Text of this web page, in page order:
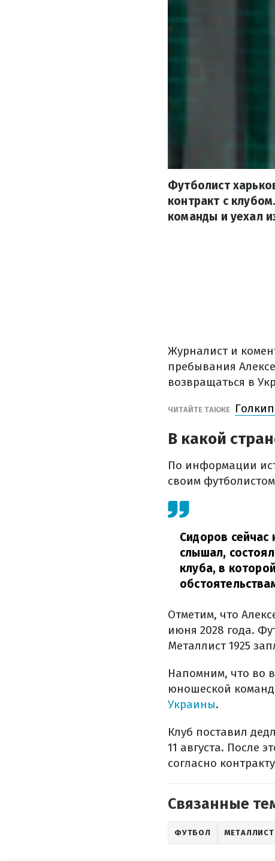
Футболист
контракт с
команды и уехал
Журналист и
пребывания
возвращаться в
ЧИТАЙТЕ ТАКЖЕ
В какой
По информации
своим
Сидоров сейчас
слышал,
клуба, в
Отметим, что
июня 2028 года.
Металлист 1925
Напомним, что во
юношеской
Украины.
Клуб поставил
11 августа. После
согласно
Связанные
ФУТБОЛ МЕТАЛЛИСТ